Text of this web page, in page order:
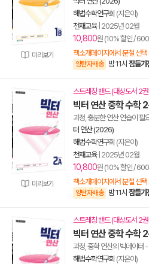
미리보기
해법수학연구회 (지은이)
천재교육| 2025년 02월
10,800원 (10% 할인 /
책소개페이지에서 분철 선택
양탄자배송 밤 11시 잠들기
미리보기
스트레칭 밴드 (대상도서 2
빅터 연산 중학 수
과정, 충분한 연산 연습이 필
터 연산 (2026)
해법수학연구회 (지은이)
천재교육| 2025년 02월
10,800원 (10% 할인 /
책소개페이지에서 분철 선택
양탄자배송 밤 11시 잠들기
스트레칭 밴드 (대상도서 2
빅터 연산 중학 수
과정, 중학 연산의 빅데이터 -
해법수학연구회 (지은이)